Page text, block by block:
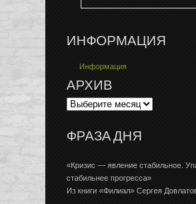
ИНФОРМАЦИЯ
Информация
АРХИВ
ФРАЗА ДНЯ
«Кризис — явление стабильное.
стабильнее прогресса»
Из книги «Филиал» Сергея